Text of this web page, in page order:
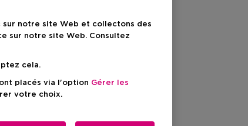
sur notre site Web et collectons des
sur notre site Web. Consultez
cela.
placés via l'option Gérer les
votre choix.